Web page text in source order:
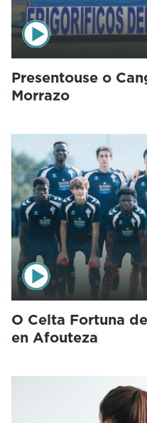
Presentouse o
Morrazo
O Celta Fortuna
en Afouteza